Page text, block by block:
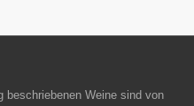
beschriebenen Weine sind von